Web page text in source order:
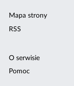
Mapa strony
RSS
O serwisie
Pomoc